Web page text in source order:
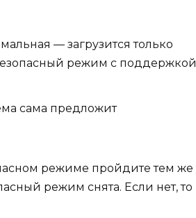
— загрузится только
режим с поддержкой
сама предложит
режиме пройдите тем же
режим снята. Если нет, то